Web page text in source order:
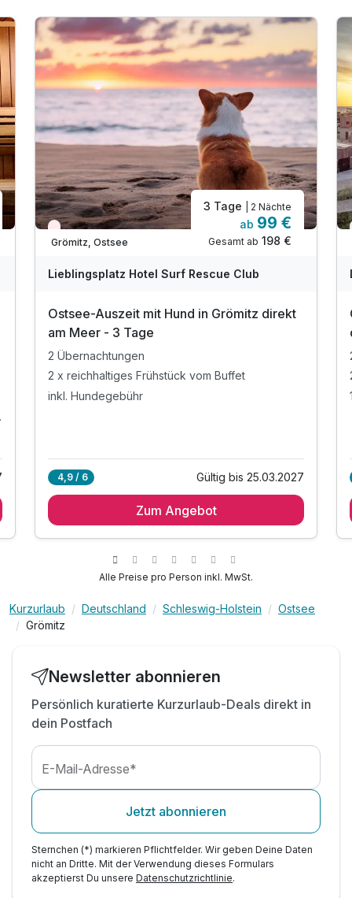
Uhr)
Wieder frei ab September
Grömitz, Ostsee
3 Tage | 2 Nächte
ab 99 €
Gesamt ab 198 €
Lieblingsplatz Hotel Surf Rescue Club
Ostsee-Auszeit mit Hund in Grömitz direkt
am Meer - 3 Tage
2 Übernachtungen
2 x reichhaltiges Frühstück vom Buffet
inkl. Hundegebühr
4,9 / 6 Gültig bis 25.03.2027
Zum Angebot
Alle Preise pro Person inkl. MwSt.
Kurzurlaub Deutschland Schleswig-Holstein
Ostsee
Grömitz
Newsletter abonnieren
Persönlich kuratierte Kurzurlaub-Deals direkt in
dein Postfach
E-Mail-Adresse*
Jetzt abonnieren
Sternchen (*) markieren Pflichtfelder. Wir geben Deine Daten
nicht an Dritte. Mit der Verwendung dieses Formulars
akzeptierst Du unsere Datenschutzrichtlinie.